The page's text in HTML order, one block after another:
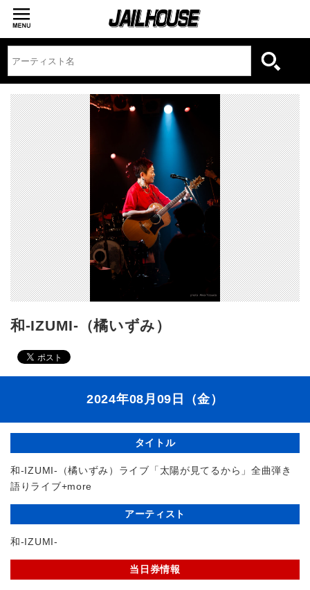
和-IZUMI-（橘いずみ）
2024年08月09日（金）
タイトル
和-IZUMI-（橘いずみ）ライブ「太陽が見てるから」全曲弾き
語りライブ+more
アーティスト
和-IZUMI-
当日券情報